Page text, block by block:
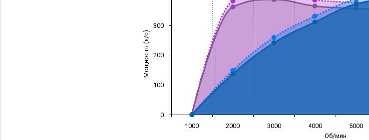
Об/мин
Мощность (л/с)
1000 2000 3000 4000 5000
0
100
200
300